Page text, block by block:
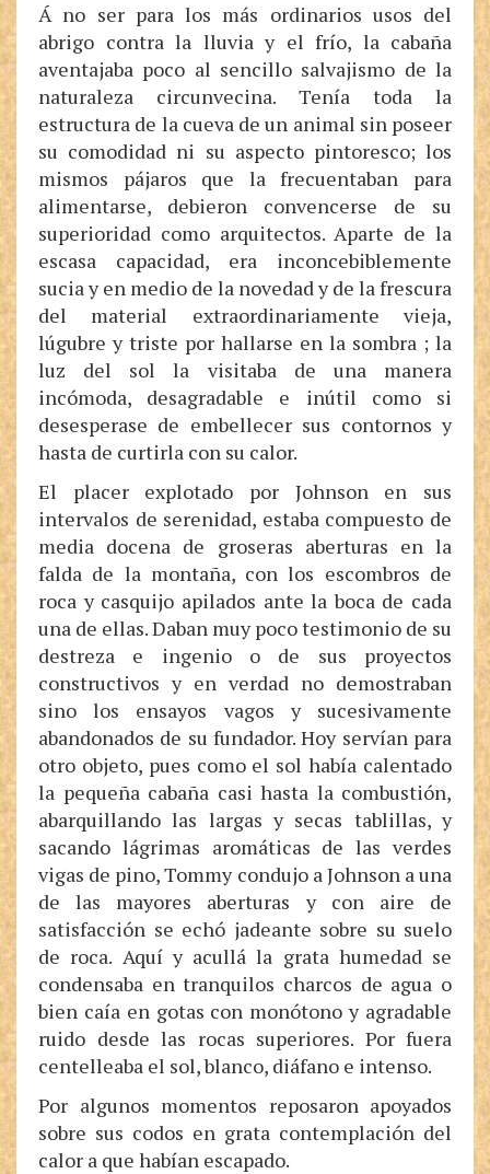
Á no ser para los más ordinarios usos del
abrigo contra la lluvia y el frío, la cabaña
aventajaba poco al sencillo salvajismo de la
naturaleza circunvecina. Tenía toda la
estructura de la cueva de un animal sin poseer
su comodidad ni su aspecto pintoresco; los
mismos pájaros que la frecuentaban para
alimentarse, debieron convencerse de su
superioridad como arquitectos. Aparte de la
escasa capacidad, era inconcebiblemente
sucia y en medio de la novedad y de la frescura
del material extraordinariamente vieja,
lúgubre y triste por hallarse en la sombra ; la
luz del sol la visitaba de una manera
incómoda, desagradable e inútil como si
desesperase de embellecer sus contornos y
hasta de curtirla con su calor.
El placer explotado por Johnson en sus
intervalos de serenidad, estaba compuesto de
media docena de groseras aberturas en la
falda de la montaña, con los escombros de
roca y casquijo apilados ante la boca de cada
una de ellas. Daban muy poco testimonio de su
destreza e ingenio o de sus proyectos
constructivos y en verdad no demostraban
sino los ensayos vagos y sucesivamente
abandonados de su fundador. Hoy servían para
otro objeto, pues como el sol había calentado
la pequeña cabaña casi hasta la combustión,
abarquillando las largas y secas tablillas, y
sacando lágrimas aromáticas de las verdes
vigas de pino, Tommy condujo a Johnson a una
de las mayores aberturas y con aire de
satisfacción se echó jadeante sobre su suelo
de roca. Aquí y acullá la grata humedad se
condensaba en tranquilos charcos de agua o
bien caía en gotas con monótono y agradable
ruido desde las rocas superiores. Por fuera
centelleaba el sol, blanco, diáfano e intenso.
Por algunos momentos reposaron apoyados
sobre sus codos en grata contemplación del
calor a que habían escapado.